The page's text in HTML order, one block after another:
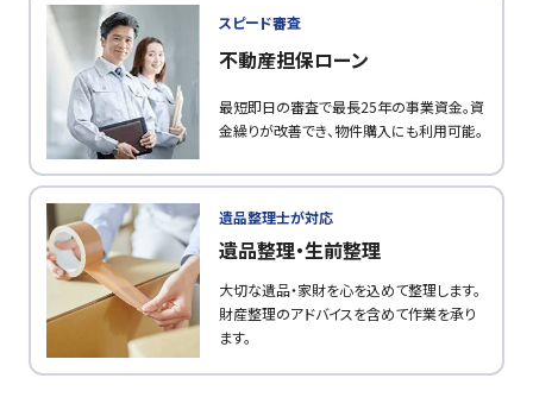
スピード審査
不動産担保ローン
最短即日の審査で最長25年の事業資金。資
金繰りが改善でき、物件購入にも利用可能。
遺品整理士が対応
遺品整理・生前整理
大切な遺品・家財を心を込めて整理します。
財産整理のアドバイスを含めて作業を承り
ます。